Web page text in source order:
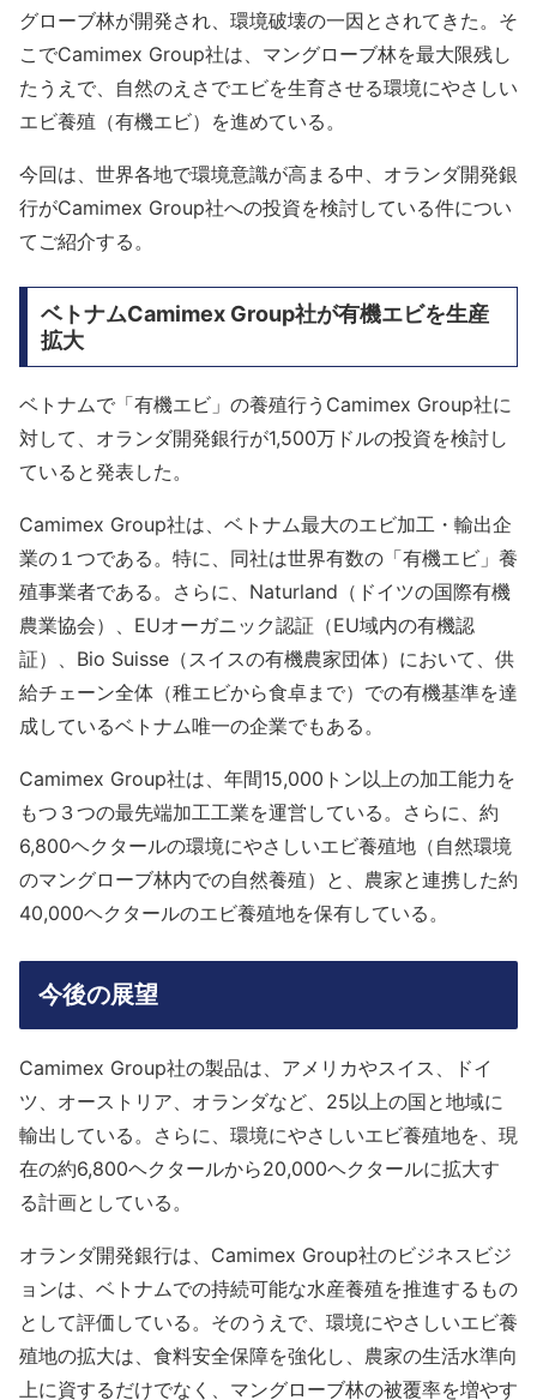
グローブ林が開発され、環境破壊の一因とされてきた。そ
こでCamimex Group社は、マングローブ林を最大限残し
たうえで、自然のえさでエビを生育させる環境にやさしい
エビ養殖（有機エビ）を進めている。
今回は、世界各地で環境意識が高まる中、オランダ開発銀
行がCamimex Group社への投資を検討している件につい
てご紹介する。
ベトナムCamimex Group社が有機エビを生産
拡大
ベトナムで「有機エビ」の養殖行うCamimex Group社に
対して、オランダ開発銀行が1,500万ドルの投資を検討し
ていると発表した。
Camimex Group社は、ベトナム最大のエビ加工・輸出企
業の１つである。特に、同社は世界有数の「有機エビ」養
殖事業者である。さらに、Naturland（ドイツの国際有機
農業協会）、EUオーガニック認証（EU域内の有機認
証）、Bio Suisse（スイスの有機農家団体）において、供
給チェーン全体（稚エビから食卓まで）での有機基準を達
成しているベトナム唯一の企業でもある。
Camimex Group社は、年間15,000トン以上の加工能力を
もつ３つの最先端加工工業を運営している。さらに、約
6,800ヘクタールの環境にやさしいエビ養殖地（自然環境
のマングローブ林内での自然養殖）と、農家と連携した約
40,000ヘクタールのエビ養殖地を保有している。
今後の展望
Camimex Group社の製品は、アメリカやスイス、ドイ
ツ、オーストリア、オランダなど、25以上の国と地域に
輸出している。さらに、環境にやさしいエビ養殖地を、現
在の約6,800ヘクタールから20,000ヘクタールに拡大す
る計画としている。
オランダ開発銀行は、Camimex Group社のビジネスビジ
ョンは、ベトナムでの持続可能な水産養殖を推進するもの
として評価している。そのうえで、環境にやさしいエビ養
殖地の拡大は、食料安全保障を強化し、農家の生活水準向
上に資するだけでなく、マングローブ林の被覆率を増やす